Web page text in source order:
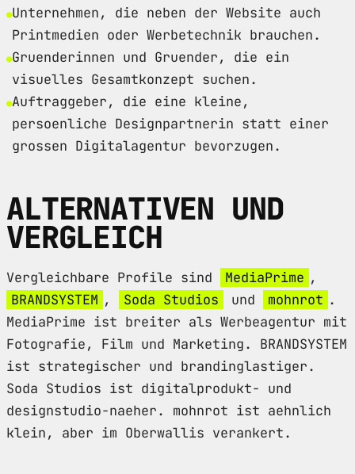
Unternehmen, die neben der Website auch
Printmedien oder Werbetechnik brauchen.
Gruenderinnen und Gruender, die ein
visuelles Gesamtkonzept suchen.
Auftraggeber, die eine kleine,
persoenliche Designpartnerin statt einer
grossen Digitalagentur bevorzugen.
ALTERNATIVEN UND
VERGLEICH
Vergleichbare Profile sind MediaPrime ,
BRANDSYSTEM , Soda Studios und mohnrot .
MediaPrime ist breiter als Werbeagentur mit
Fotografie, Film und Marketing. BRANDSYSTEM
ist strategischer und brandinglastiger.
Soda Studios ist digitalprodukt- und
designstudio-naeher. mohnrot ist aehnlich
klein, aber im Oberwallis verankert.